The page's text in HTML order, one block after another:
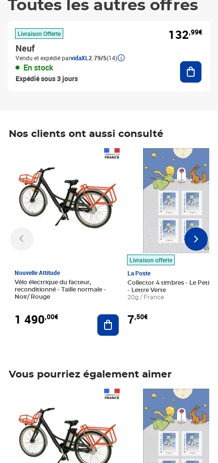
Toutes les autres offres
Livraison Offerte
Neuf
Vendu et expédié parvidaXL 2.79/5(14)
En stock
Expédié sous 3 jours
132,99€
Nos clients ont aussi consulté
Nouvelle Attitude
Vélo électrique du facteur,
reconditionné - Taille normale -
Noir/ Rouge
1 490,00€ Ajouter au panier
Livraison offerte
La Poste
Collector 4 timbres - Le Petit
- Lettre Verte
20g / France
7,50€
Prix 7,50€
Vous pourriez également aimer
Prix 7,50€